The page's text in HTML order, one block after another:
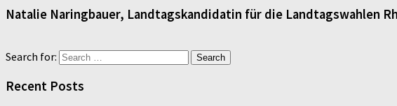
Natalie Naringbauer, Landtagskandidatin für die Landtagswahlen
Search for:
Recent Posts